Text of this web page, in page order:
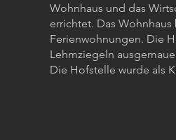
Wohnhaus und das
errichtet. Das
Ferienwohnungen. Die
Lehmziegeln
Die Hofstelle wurde als